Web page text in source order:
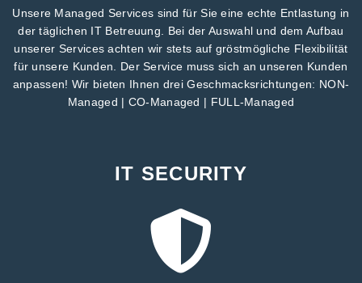
Unsere Managed Services sind für Sie eine echte Entlastung in
der täglichen IT Betreuung. Bei der Auswahl und dem Aufbau
unserer Services achten wir stets auf gröstmögliche Flexibilität
für unsere Kunden. Der Service muss sich an unseren Kunden
anpassen! Wir bieten Ihnen drei Geschmacksrichtungen: NON-
Managed | CO-Managed | FULL-Managed
IT SECURITY